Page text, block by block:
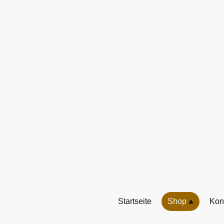
Startseite Shop